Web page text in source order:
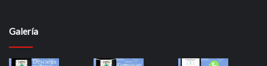
Galería